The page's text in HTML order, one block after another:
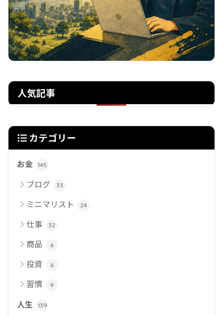
人気記事
カテゴリー
お金 145
ブログ 33
ミニマリスト 24
仕事 32
商品 6
投資 6
習慣 9
人生 139